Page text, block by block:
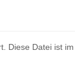
Diese Datei ist